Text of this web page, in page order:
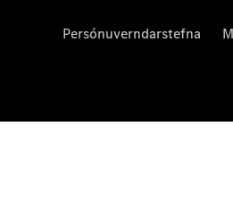
Persónuverndarstefna